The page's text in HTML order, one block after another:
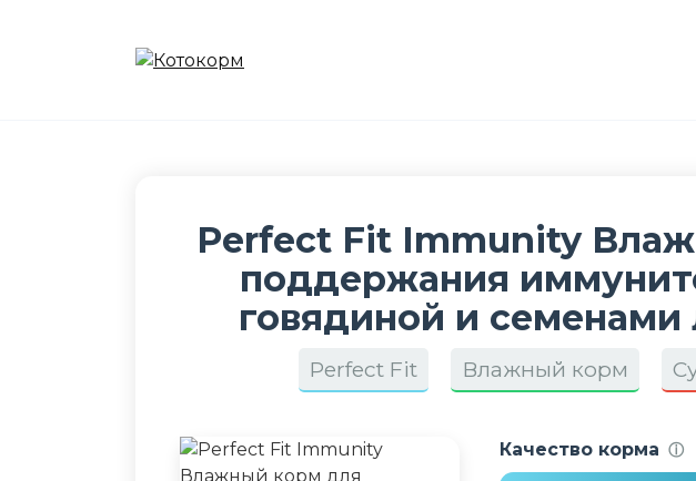
Perfect Fit Immunity
поддержания
говядиной и семенами
Perfect Fit Влажный корм
Качество корма ⓘ